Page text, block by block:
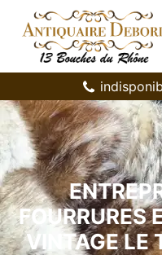
FOURRURES
VINTAGE LE